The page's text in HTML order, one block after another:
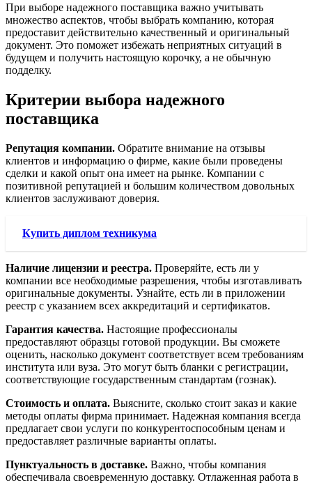
При выборе надежного поставщика важно учитывать
множество аспектов, чтобы выбрать компанию, которая
предоставит действительно качественный и оригинальный
документ. Это поможет избежать неприятных ситуаций в
будущем и получить настоящую корочку, а не обычную
подделку.
Критерии выбора надежного
поставщика
Репутация компании. Обратите внимание на отзывы
клиентов и информацию о фирме, какие были проведены
сделки и какой опыт она имеет на рынке. Компании с
позитивной репутацией и большим количеством довольных
клиентов заслуживают доверия.
Купить диплом техникума
Наличие лицензии и реестра. Проверяйте, есть ли у
компании все необходимые разрешения, чтобы изготавливать
оригинальные документы. Узнайте, есть ли в приложении
реестр с указанием всех аккредитаций и сертификатов.
Гарантия качества. Настоящие профессионалы
предоставляют образцы готовой продукции. Вы сможете
оценить, насколько документ соответствует всем требованиям
института или вуза. Это могут быть бланки с регистрации,
соответствующие государственным стандартам (гознак).
Стоимость и оплата. Выясните, сколько стоит заказ и какие
методы оплаты фирма принимает. Надежная компания всегда
предлагает свои услуги по конкурентоспособным ценам и
предоставляет различные варианты оплаты.
Пунктуальность в доставке. Важно, чтобы компания
обеспечивала своевременную доставку. Отлаженная работа в